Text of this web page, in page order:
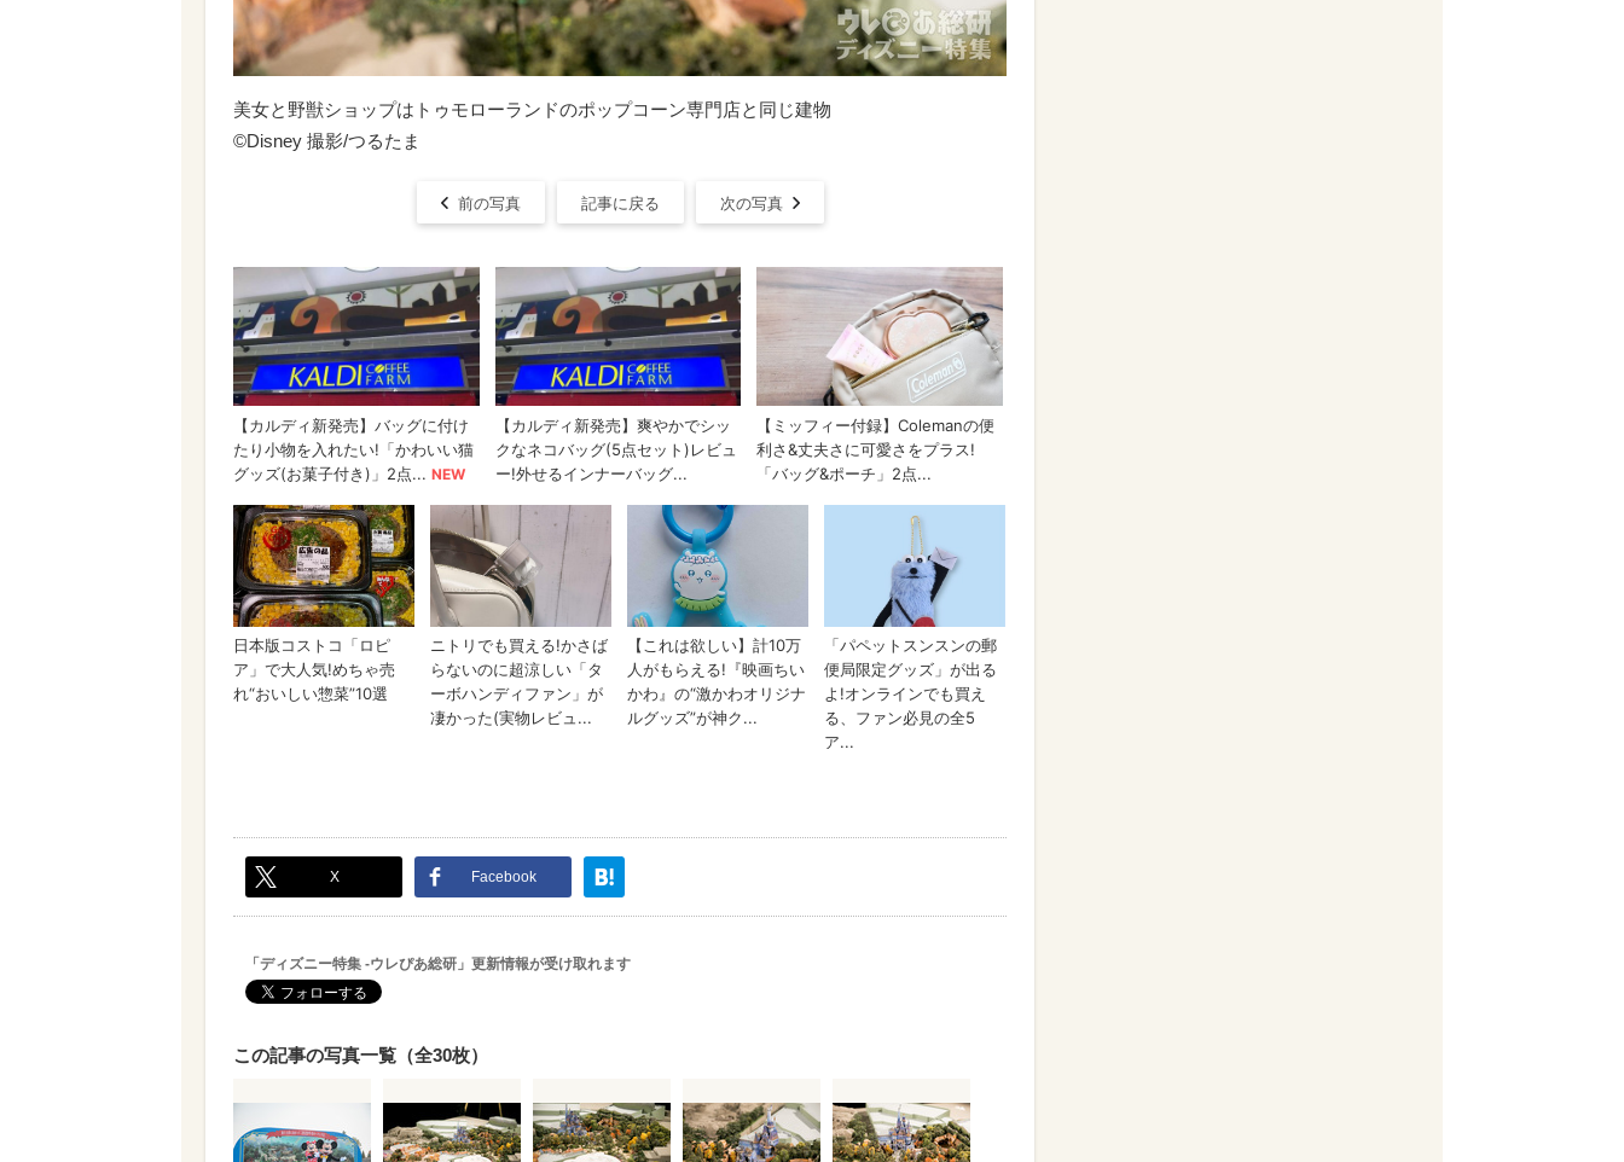
美女と野獣ショップはトゥモローランドのポップコーン専門店と同じ建物
©︎Disney 撮影/つるたま
前の写真 記事に戻る 次の写真
X Facebook
「ディズニー特集 -ウレぴあ総研」更新情報が受け取れます
この記事の写真一覧（全30枚）